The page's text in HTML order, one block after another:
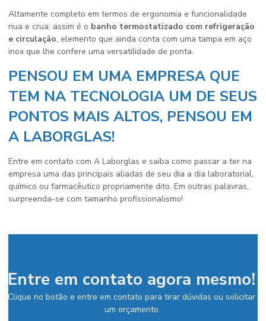
Altamente completo em termos de ergonomia e funcionalidade
nua e crua: assim é o banho termostatizado com refrigeração
e circulação, elemento que ainda conta com uma tampa em aço
inox que lhe confere uma versatilidade de ponta.
PENSOU EM UMA EMPRESA QUE
TEM NA TECNOLOGIA UM DE SEUS
PONTOS MAIS ALTOS, PENSOU EM
A LABORGLAS!
Entre em contato com A Laborglas e saiba como passar a ter na
empresa uma das principais aliadas de seu dia a dia laboratorial,
químico ou farmacêutico propriamente dito. Em outras palavras,
surpreenda-se com tamanho profissionalismo!
Entre em contato agora mesmo!
Clique no botão e entre em contato para tirar dúvidas ou solicitar
um orçamento